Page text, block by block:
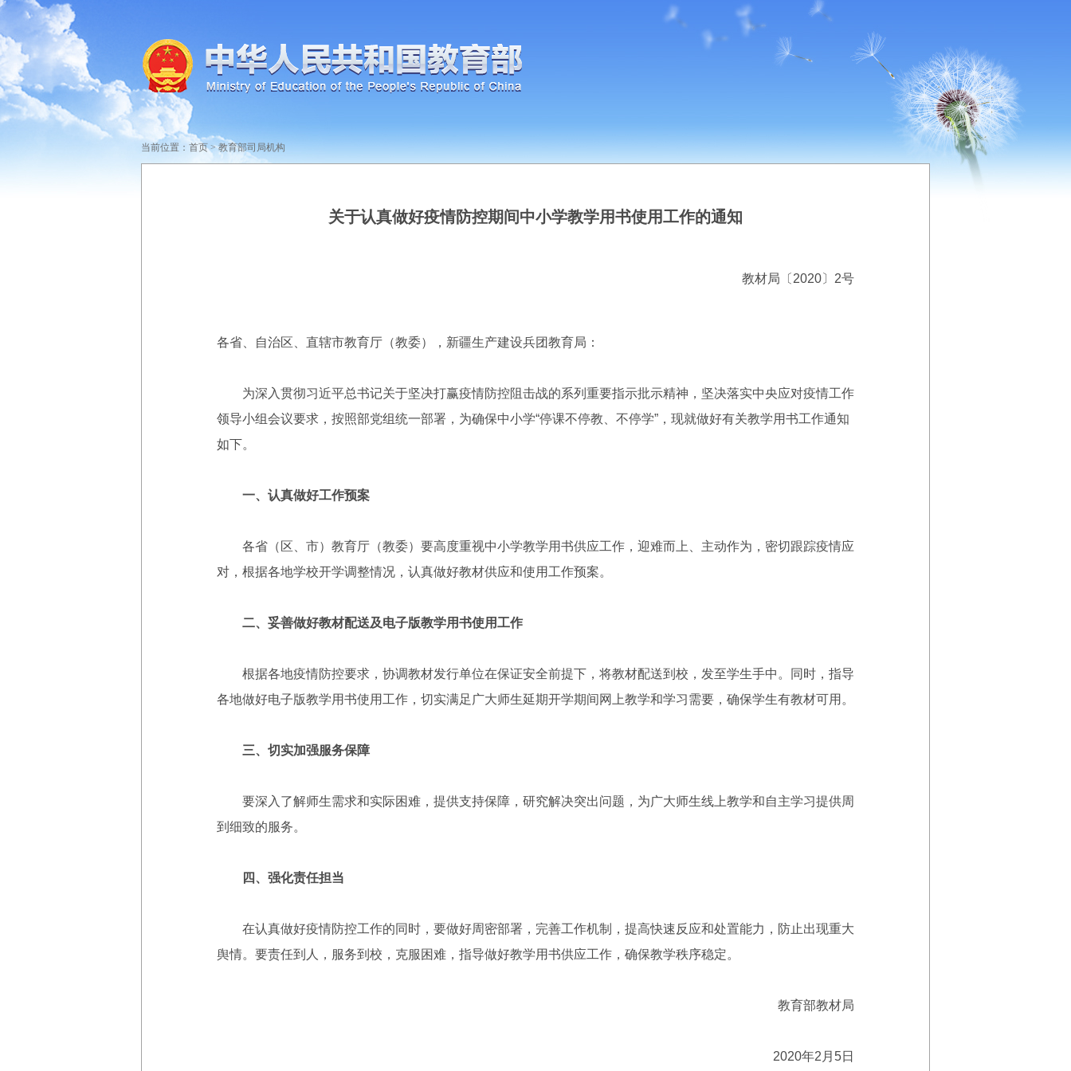
当前位置： 首页>教育部司局机构
关于认真做好疫情防控期间中小学教学用书使用工作的通知
教材局〔2020〕2号
各省、自治区、直辖市教育厅（教委），新疆生产建设兵团教育局：
为深入贯彻习近平总书记关于坚决打赢疫情防控阻击战的系列重要指示批示精神，坚决落实中央应对疫情工作
领导小组会议要求，按照部党组统一部署，为确保中小学“停课不停教、不停学”，现就做好有关教学用书工作通知
如下。
一、认真做好工作预案
各省（区、市）教育厅（教委）要高度重视中小学教学用书供应工作，迎难而上、主动作为，密切跟踪疫情应
对，根据各地学校开学调整情况，认真做好教材供应和使用工作预案。
二、妥善做好教材配送及电子版教学用书使用工作
根据各地疫情防控要求，协调教材发行单位在保证安全前提下，将教材配送到校，发至学生手中。同时，指导
各地做好电子版教学用书使用工作，切实满足广大师生延期开学期间网上教学和学习需要，确保学生有教材可用。
三、切实加强服务保障
要深入了解师生需求和实际困难，提供支持保障，研究解决突出问题，为广大师生线上教学和自主学习提供周
到细致的服务。
四、强化责任担当
在认真做好疫情防控工作的同时，要做好周密部署，完善工作机制，提高快速反应和处置能力，防止出现重大
舆情。要责任到人，服务到校，克服困难，指导做好教学用书供应工作，确保教学秩序稳定。
教育部教材局
2020年2月5日